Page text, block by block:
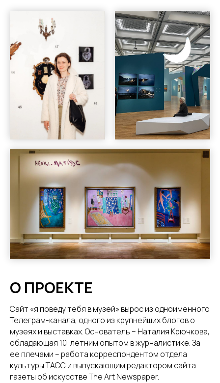
О ПРОЕКТЕ
Сайт «я поведу тебя в музей» вырос из одноименного
Телеграм-канала, одного из крупнейших блогов о
музеях и выставках. Основатель – Наталия Крючкова,
обладающая 10-летним опытом в журналистике. За
ее плечами – работа корреспондентом отдела
культуры ТАСС и выпускающим редактором сайта
газеты об искусстве The Art Newspaper.